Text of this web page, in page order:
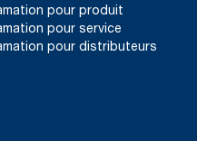
pour produit
pour service
pour distributeurs